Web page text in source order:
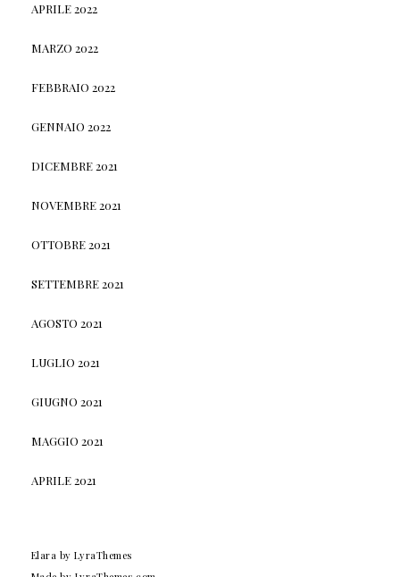
APRILE 2022
MARZO 2022
FEBBRAIO 2022
GENNAIO 2022
DICEMBRE 2021
NOVEMBRE 2021
OTTOBRE 2021
SETTEMBRE 2021
AGOSTO 2021
LUGLIO 2021
GIUGNO 2021
MAGGIO 2021
APRILE 2021
Elara by LyraThemes